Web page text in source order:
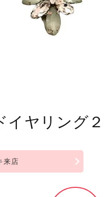
イヤリング２
来店